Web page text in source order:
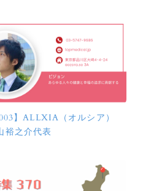
】ALLXIA（オルシア）
裕之介代表